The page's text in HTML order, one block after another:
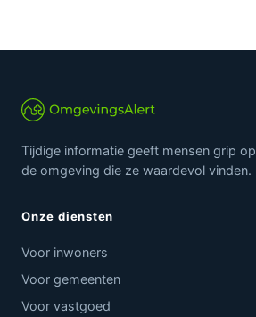
Tijdige informatie geeft mensen grip op
de omgeving die ze waardevol vinden.
Onze diensten
Voor inwoners
Voor gemeenten
Voor vastgoed